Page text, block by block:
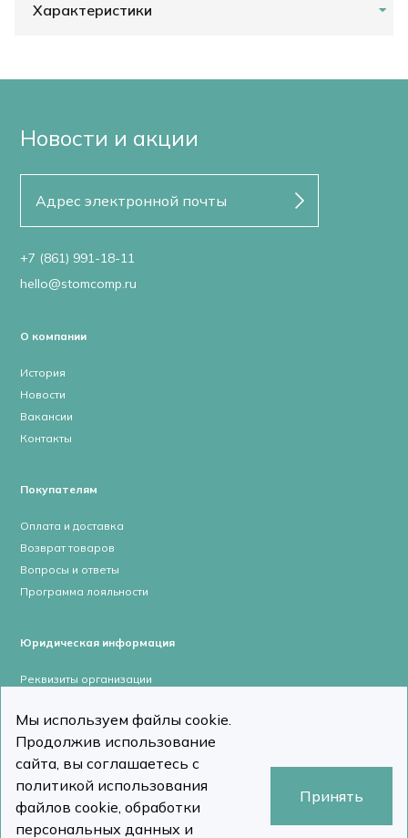
Характеристики
Новости и акции
+7 (861) 991-18-11
hello@stomcomp.ru
О компании
История
Новости
Вакансии
Контакты
Покупателям
Оплата и доставка
Возврат товаров
Вопросы и ответы
Программа лояльности
Юридическая информация
Реквизиты организации
Пользовательское соглашение
Политика конфиденциальности
stomcomp.ru © Все права защищены 2026
Мы используем файлы cookie.
Продолжив использование
сайта, вы соглашаетесь с
политикой использования
файлов cookie, обработки
персональных данных и
Принять